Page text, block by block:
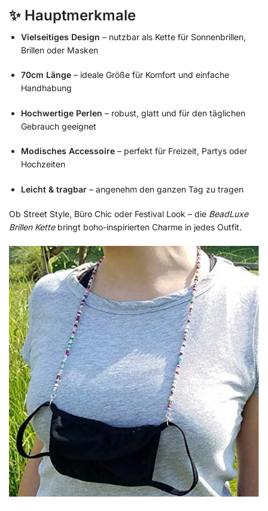
✨ Hauptmerkmale
Vielseitiges Design – nutzbar als Kette für Sonnenbrillen,
Brillen oder Masken
70cm Länge – ideale Größe für Komfort und einfache
Handhabung
Hochwertige Perlen – robust, glatt und für den täglichen
Gebrauch geeignet
Modisches Accessoire – perfekt für Freizeit, Partys oder
Hochzeiten
Leicht & tragbar – angenehm den ganzen Tag zu tragen
Ob Street Style, Büro Chic oder Festival Look – die BeadLuxe
Brillen Kettebringt boho-inspirierten Charme in jedes Outfit.